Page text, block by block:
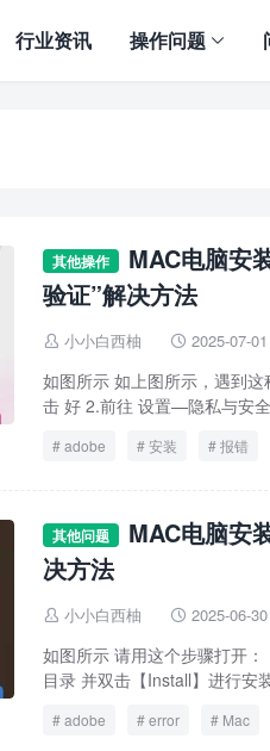
行业资讯 操作问题
其他操作
MAC电脑安
验证”解决方法
 小小白西柚  2025-07-01
如图所示 如上图所示，遇到
击 好 2.前往 设置—隐私与安
adobe 安装 报错
其他问题
MAC电脑安
决方法
 小小白西柚  2025-06-30
如图所示 请用这个步骤打开
目录 并双击【Install】进行安
adobe error Mac